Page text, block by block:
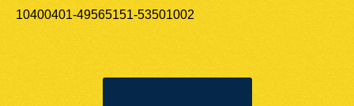
10400401-49565151-53501002